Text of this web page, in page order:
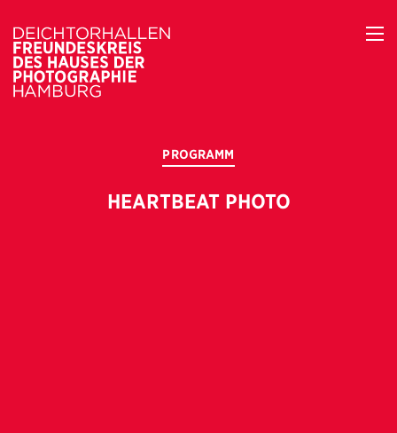
PROGRAMM
HEARTBEAT PHOTO